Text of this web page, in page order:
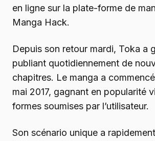
en ligne sur la plate-forme de
Manga Hack.
Depuis son retour mardi, Toka a
publiant quotidiennement de
chapitres. Le manga a
mai 2017, gagnant en popularité
formes soumises par l’utilisateur.
Son scénario unique a